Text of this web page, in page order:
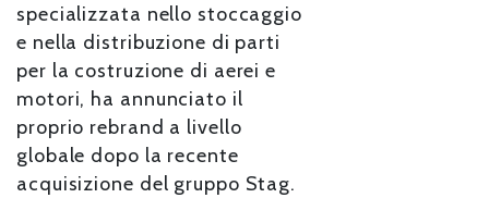
specializzata nello stoccaggio
e nella distribuzione di parti
per la costruzione di aerei e
motori, ha annunciato il
proprio rebrand a livello
globale dopo la recente
acquisizione del gruppo Stag.